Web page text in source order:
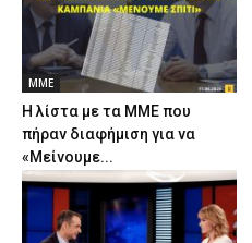
ΜΜΕ
Η λίστα με τα ΜΜΕ που
πήραν διαφήμιση για να
«Μείνουμε...